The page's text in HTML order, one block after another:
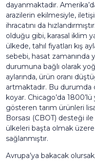
dayanmaktadır.
arazilerin ekilmesiyle,
ihracatını da
olduğu gibi, karasal iklim
ülkede, tahıl fiyatları kış
sebebi, hasat
durumuna bağlı olarak
aylarında, ürün oranı
artmaktadır. Bu durumda
koyar. Chicago’da
gösteren tarım ürünleri
Borsası (CBOT) desteği
ülkeleri başta olmak
sağlanmıştır.
Avrupa’ya bakacak